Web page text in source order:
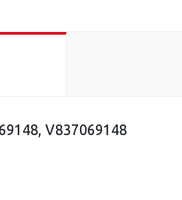
V837069148